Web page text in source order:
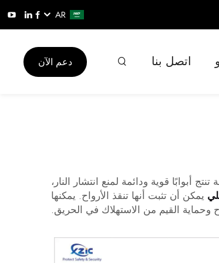
AR
اتصل بنا دعم الآن
قوية ودائمة لمنع انتشار النار،
يمكن أن تثبت أنها تنقذ الأرواح. يمكنها
وحماية القيم من الاستهلاك في الحريق.